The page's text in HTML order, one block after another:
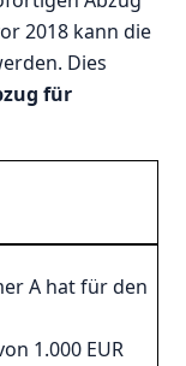
2018 kann die
Dies
für
A hat für den
1.000 EUR